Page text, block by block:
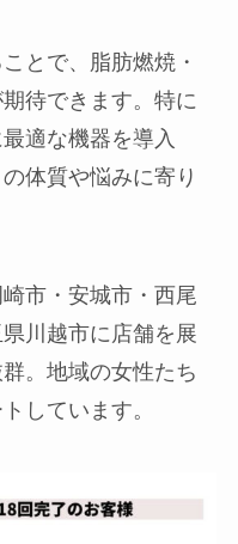
とで、脂肪燃焼・
待できます。特に
適な機器を導入
体質や悩みに寄り
市・安城市・西尾
川越市に店舗を展
。地域の女性たち
しています。